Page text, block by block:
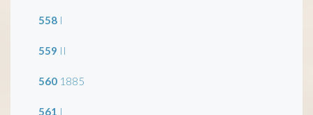
558 I
559 II
560 1885
561 I